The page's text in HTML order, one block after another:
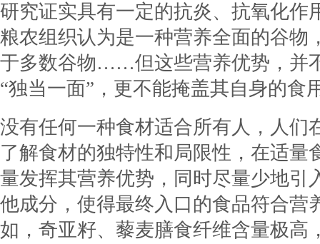
研究证实具有一定的抗炎、抗氧化作
粮农组织认为是一种营养全面的谷物
于多数谷物……但这些营养优势，并
“独当一面”，更不能掩盖其自身的食
没有任何一种食材适合所有人，人们
了解食材的独特性和局限性，在适量
量发挥其营养优势，同时尽量少地引
他成分，使得最终入口的食品符合营
如，奇亚籽、藜麦膳食纤维含量极高